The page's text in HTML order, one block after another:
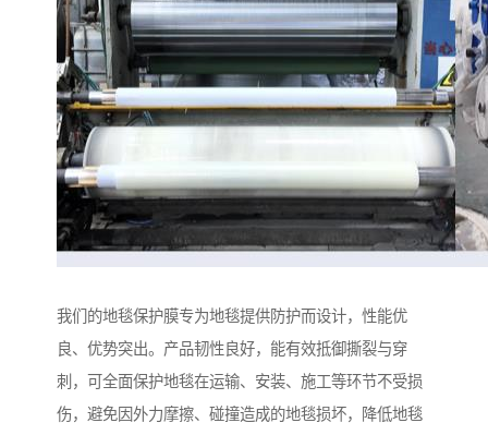
我们的地毯保护膜专为地毯提供防护而设计，性能优
良、优势突出。产品韧性良好，能有效抵御撕裂与穿
刺，可全面保护地毯在运输、安装、施工等环节不受损
伤，避免因外力摩擦、碰撞造成的地毯损坏，降低地毯